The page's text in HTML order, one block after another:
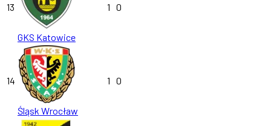
13
GKS Katowice
1 0
14
Śląsk Wrocław
1 0